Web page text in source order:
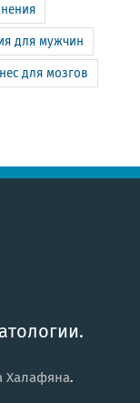
для мужчин
для мозгов
Халафяна.